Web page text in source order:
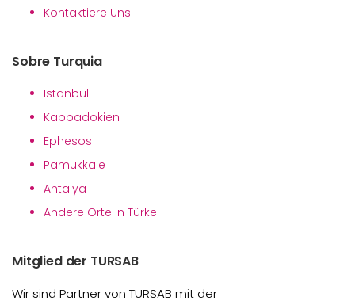
Kontaktiere Uns
Sobre Turquia
Istanbul
Kappadokien
Ephesos
Pamukkale
Antalya
Andere Orte in Türkei
Mitglied der TURSAB
Wir sind Partner von TURSAB mit der